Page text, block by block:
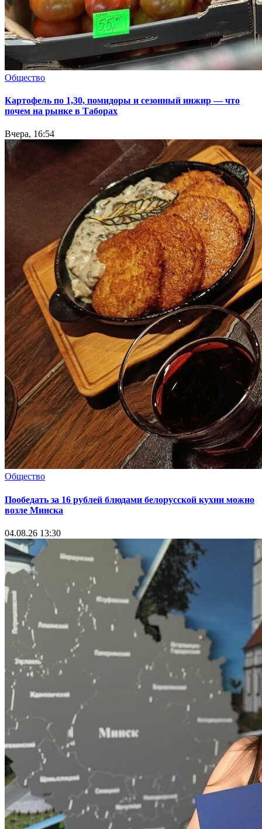
Общество
Картофель по 1,30, помидоры и сезонный инжир — что
почем на рынке в Таборах
Вчера, 16:54
Общество
Пообедать за 16 рублей блюдами белорусской кухни можно
возле Минска
04.08.26 13:30